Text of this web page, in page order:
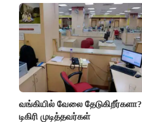
வங்கியில் வேலை தேடுகிறீர்களா?
டிகிரி முடித்தவர்கள்